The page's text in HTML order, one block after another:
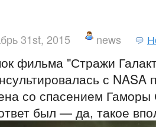
31st, 2015 news
фильма "Стражи
с NASA
со спасением
был — да, такое